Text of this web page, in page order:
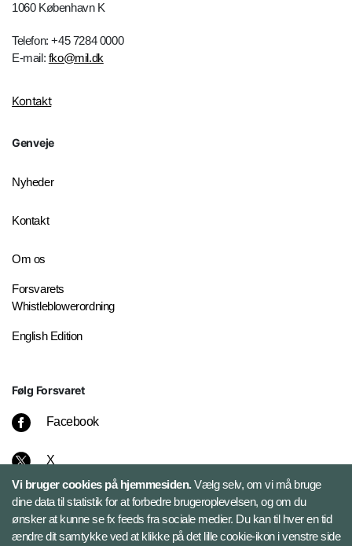
1060 København K
Telefon: +45 7284 0000
E-mail: fko@mil.dk
Kontakt
Genveje
Nyheder
Kontakt
Om os
Forsvarets
Whistleblowerordning
English Edition
Følg Forsvaret
Facebook
X
Instagram
Bluesky
Vi bruger cookies på hjemmesiden.Vælg selv, om vi må bruge
dine data til statistik for at forbedre brugeroplevelsen, og om du
ønsker at kunne se fx feeds fra sociale medier. Du kan til hver en tid
ændre dit samtykke ved at klikke på det lille cookie-ikon i venstre side